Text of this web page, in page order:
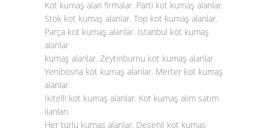
Kot kumaş alan firmalar. Parti kot kumaş alanlar.
Stok kot kumaş alanlar. Top kot kumaş alanlar.
Parça kot kumaş alanlar. İstanbul kot kumaş
alanlar
kumaş alanlar. Zeytinburnu kot kumaş alanlar.
Yenibosna kot kumaş alanlar. Merter kot kumaş
alanlar.
İkitelli kot kumaş alanlar. Kot kumaş alım satım
ilanları.
Her türlü kumaş alanlar. Desenli kot kumaş